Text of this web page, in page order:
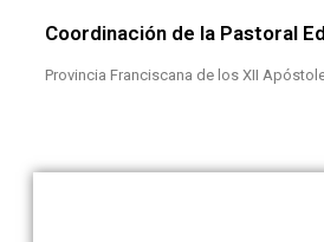
Coordinación de la Pastoral
Provincia Franciscana de los XII